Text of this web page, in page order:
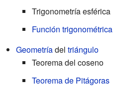
Trigonometría esférica
Función trigonométrica
Geometríadel triángulo
Teorema del coseno
Teorema de Pitágoras